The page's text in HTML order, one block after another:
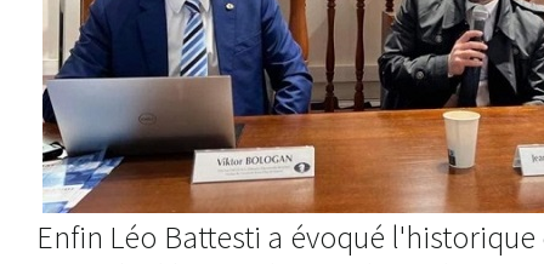
Enfin Léo Battesti a évoqué